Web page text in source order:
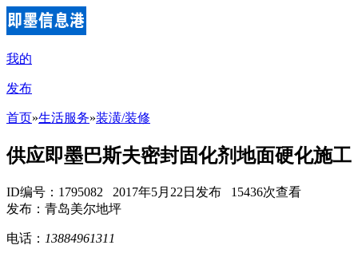
我的
发布
首页»生活服务»装潢/装修
供应即墨巴斯夫密封固化剂地面硬化施工
ID编号：1795082 2017年5月22日发布 15436次查看
发布：青岛美尔地坪
电话： 13884961311